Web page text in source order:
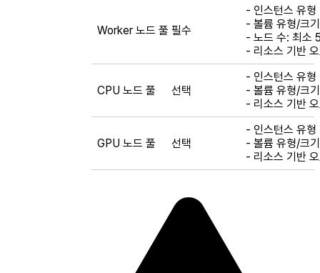
Worker 노드 풀 필수
- 인스턴스 유
- 볼륨 유형/크
- 노드 수: 최소
- 리소스 기반
CPU 노드 풀 선택
- 인스턴스 유
- 볼륨 유형/크
- 리소스 기반
GPU 노드 풀 선택
- 인스턴스 유
- 볼륨 유형/크
- 리소스 기반